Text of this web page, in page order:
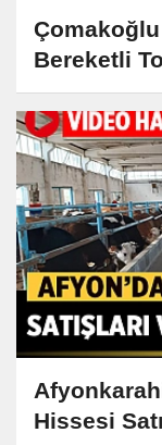
Çomakoğlu
Bereketli
Hikayesi
Hissesi